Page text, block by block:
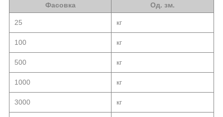
Фасовка
Од. зм.
25 кг
100 кг
500 кг
1000 кг
3000 кг